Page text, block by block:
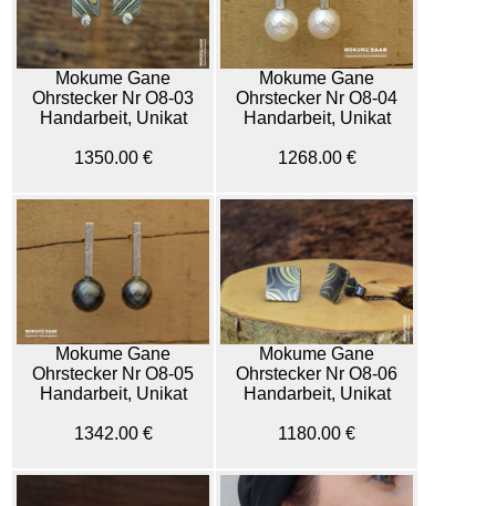
Mokume Gane
Ohrstecker Nr O8-03
Handarbeit, Unikat
1350.00 €
Mokume Gane
Ohrstecker Nr O8-04
Handarbeit, Unikat
1268.00 €
Mokume Gane
Ohrstecker Nr O8-05
Handarbeit, Unikat
1342.00 €
Mokume Gane
Ohrstecker Nr O8-06
Handarbeit, Unikat
1180.00 €